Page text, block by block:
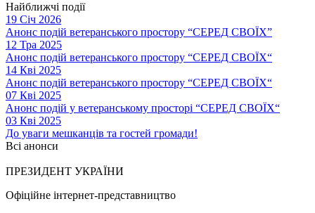
Найближчі події
19 Січ 2026
Анонс подій ветеранського простору “СЕРЕД СВОЇХ”
12 Тра 2025
Анонс подій ветеранського простору “СЕРЕД СВОЇХ“
14 Кві 2025
Анонс подій ветеранського простору “СЕРЕД СВОЇХ“
07 Кві 2025
Анонс подій у ветеранському просторі “СЕРЕД СВОЇХ“
03 Кві 2025
До уваги мешканців та гостей громади!
Всі анонси
ПРЕЗИДЕНТ УКРАЇНИ
Офіційне інтернет-представництво